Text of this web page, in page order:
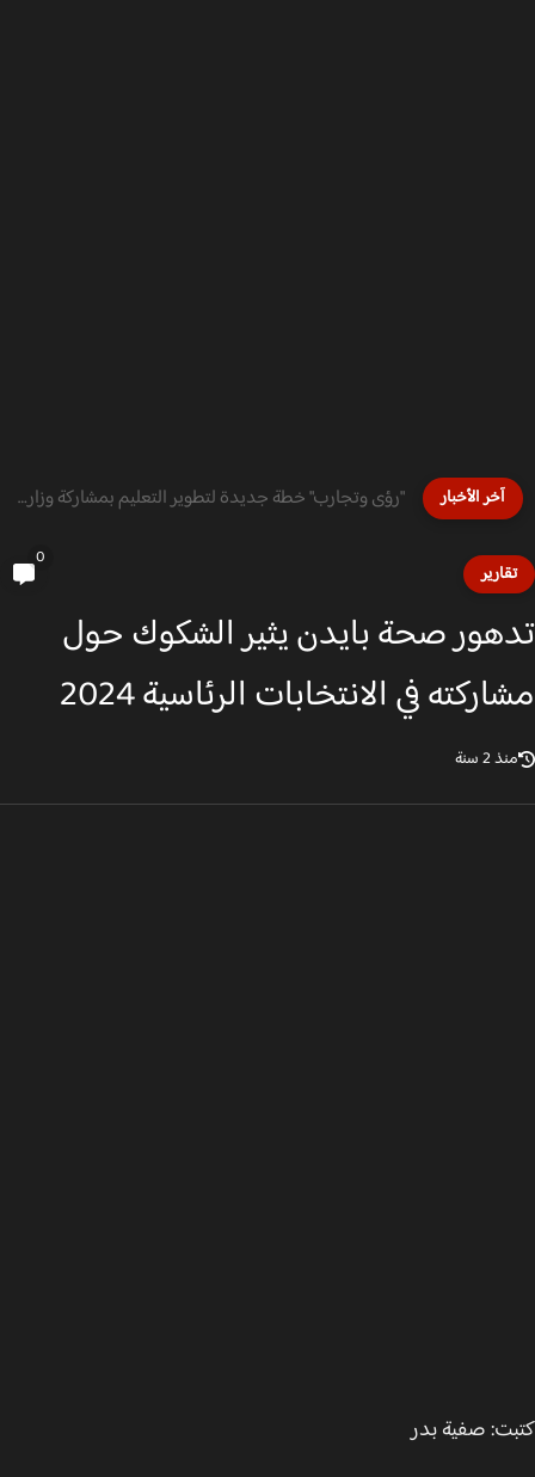
آخر الأخبار "رؤى وتجارب" خطة جديدة لتطوير التعليم بمشاركة وزارة التربية...
صحة بايدن يثير الشكوك حول
في الانتخابات الرئاسية 2024
2 سنة
صفية بدر